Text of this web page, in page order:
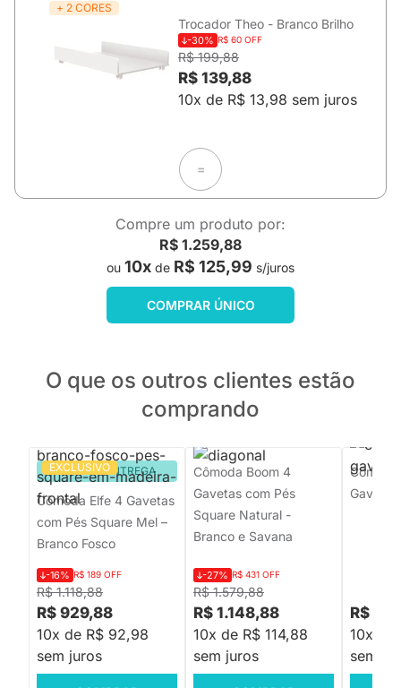
+ 2 CORES
Trocador Theo - Branco Brilho
-30% R$ 60 OFF
R$ 199,88
R$ 139,88
10x de R$ 13,98 sem juros
=
Compre um produto por:
R$ 1.259,88
ou 10x de R$ 125,99 s/juros
COMPRAR ÚNICO
O que os outros clientes estão
comprando
EXCLUSIVO
PRONTA ENTREGA
Cômoda Elfe 4 Gavetas
com Pés Square Mel –
Branco Fosco
R$ 1.118,88
-16% R$ 189 OFF
R$ 929,88
10x de R$ 92,98
sem juros
Cômoda Boom 4
Gavetas com Pés
Square Natural -
Branco e Savana
R$ 1.579,88
-27% R$ 431 OFF
R$ 1.148,88
10x de R$ 114,88
sem juros
R$
10x de
sem